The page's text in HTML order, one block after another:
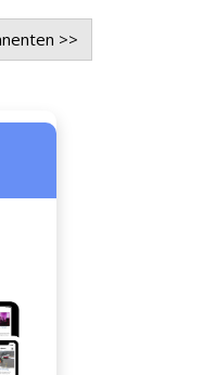
>>